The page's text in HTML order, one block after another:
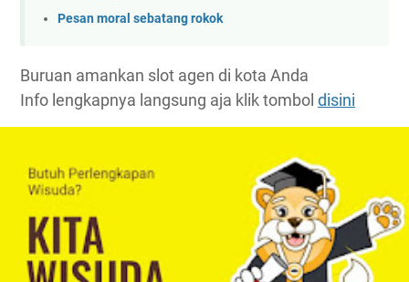
Pesan moral sebatang rokok
Buruan amankan slot agen di kota Anda
Info lengkapnya langsung aja klik tombol disini